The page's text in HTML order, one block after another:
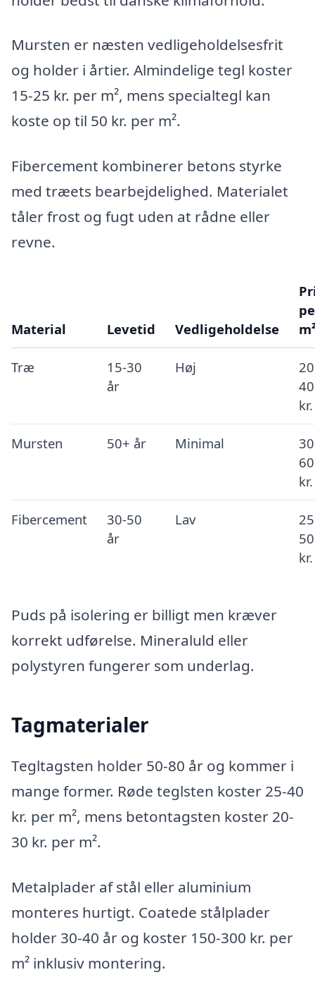
Mursten er næsten vedligeholdelsesfrit
og holder i årtier. Almindelige tegl koster
15-25 kr. per m², mens specialtegl kan
koste op til 50 kr. per m².
Fibercement kombinerer betons styrke
med træets bearbejdelighed. Materialet
tåler frost og fugt uden at rådne eller
revne.
Material Levetid Vedligeholdelse
Træ
15-30
år
Høj
kr.
Mursten 50+ år Minimal
kr.
Fibercement
30-50
år
Lav
kr.
Puds på isolering er billigt men kræver
korrekt udførelse. Mineraluld eller
polystyren fungerer som underlag.
Tagmaterialer
Tegltagsten holder 50-80 år og kommer i
mange former. Røde teglsten koster 25-40
kr. per m², mens betontagsten koster 20-
30 kr. per m².
Metalplader af stål eller aluminium
monteres hurtigt. Coatede stålplader
holder 30-40 år og koster 150-300 kr. per
m² inklusiv montering.